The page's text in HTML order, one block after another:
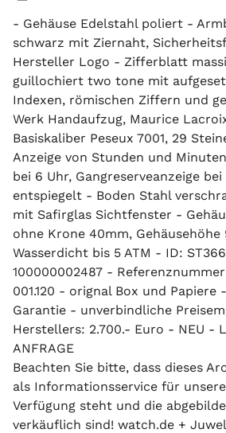
- Gehäuse Edelstahl poliert -
schwarz mit Ziernaht,
Hersteller Logo - Zifferblatt
guillochiert two tone mit
Indexen, römischen Ziffern und
Werk Handaufzug, Maurice
Basiskaliber Peseux 7001, 29
Anzeige von Stunden und
bei 6 Uhr, Gangreserveanzeige
entspiegelt - Boden Stahl
mit Safirglas Sichtfenster -
ohne Krone 40mm, Gehäusehöhe
Wasserdicht bis 5 ATM - ID:
100000002487 -
001.120 - orignal Box und
Garantie - unverbindliche
Herstellers: 2.700.- Euro - NEU -
ANFRAGE
Beachten Sie bitte, dass dieses
als Informationsservice für
Verfügung steht und die
verkäuflich sind! watch.de +